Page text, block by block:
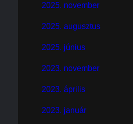
2025. november
2025. augusztus
2025. június
2023. november
2023. április
2023. január